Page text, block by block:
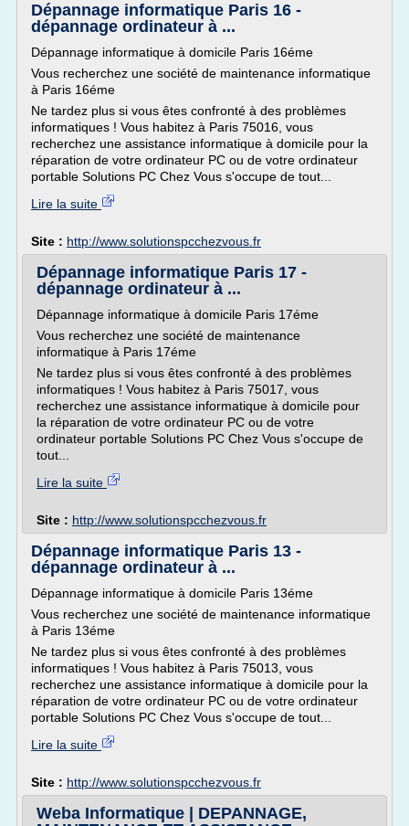
Dépannage informatique Paris 16 -
dépannage ordinateur à ...
Dépannage informatique à domicile Paris 16éme
Vous recherchez une société de maintenance informatique
à Paris 16éme
Ne tardez plus si vous êtes confronté à des problèmes
informatiques ! Vous habitez à Paris 75016, vous
recherchez une assistance informatique à domicile pour la
réparation de votre ordinateur PC ou de votre ordinateur
portable Solutions PC Chez Vous s'occupe de tout...
Lire la suite
Site : http://www.solutionspcchezvous.fr
Dépannage informatique Paris 17 -
dépannage ordinateur à ...
Dépannage informatique à domicile Paris 17éme
Vous recherchez une société de maintenance
informatique à Paris 17éme
Ne tardez plus si vous êtes confronté à des problèmes
informatiques ! Vous habitez à Paris 75017, vous
recherchez une assistance informatique à domicile pour
la réparation de votre ordinateur PC ou de votre
ordinateur portable Solutions PC Chez Vous s'occupe de
tout...
Lire la suite
Site : http://www.solutionspcchezvous.fr
Dépannage informatique Paris 13 -
dépannage ordinateur à ...
Dépannage informatique à domicile Paris 13éme
Vous recherchez une société de maintenance informatique
à Paris 13éme
Ne tardez plus si vous êtes confronté à des problèmes
informatiques ! Vous habitez à Paris 75013, vous
recherchez une assistance informatique à domicile pour la
réparation de votre ordinateur PC ou de votre ordinateur
portable Solutions PC Chez Vous s'occupe de tout...
Lire la suite
Site : http://www.solutionspcchezvous.fr
Weba Informatique | DEPANNAGE,